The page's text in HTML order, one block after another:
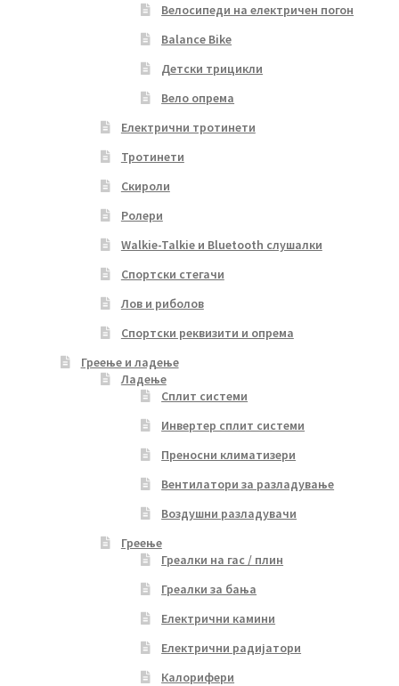
Велосипеди на електричен погон
Balance Bike
Детски трицикли
Вело опрема
Електрични тротинети
Тротинети
Скироли
Ролери
Walkie-Talkie и Bluetooth слушалки
Спортски стегачи
Лов и риболов
Спортски реквизити и опрема
Греење и ладење
Ладење
Сплит системи
Инвертер сплит системи
Преносни климатизери
Вентилатори за разладување
Воздушни разладувачи
Греење
Греалки на гас / плин
Греалки за бања
Електрични камини
Електрични радијатори
Калорифери